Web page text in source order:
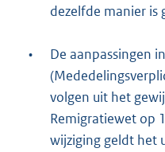
dezelfde manier is
•
De aanpassingen
volgen uit het
Remigratiewet op
wijziging geldt het